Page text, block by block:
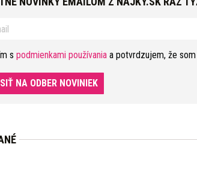
s podmienkami používania a potvrdzujem, že
NA ODBER NOVINIEK